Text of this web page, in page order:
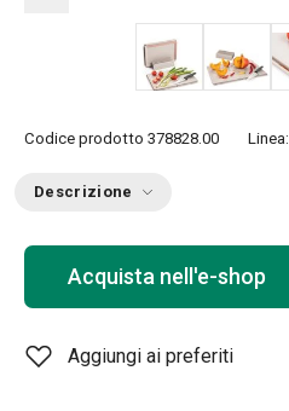
Codice prodotto 378828.00 Linea:
Descrizione
Acquista nell'e-shop
Aggiungi ai preferiti